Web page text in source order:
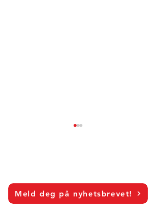
When Do Consumers
Meld deg på nyhetsbrevet!